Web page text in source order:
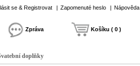
se & Registrovat | Zapomenuté heslo | Nápověda
Zpráva Košíku ( 0 )
doplňky